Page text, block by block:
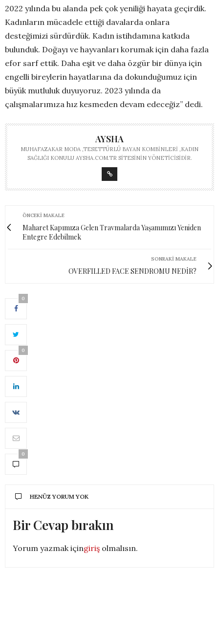
2022 yılında bu alanda pek çok yeniliği hayata geçirdik.
Kadınların mücadele ettiği davalarda onlara
desteğimizi sürdürdük. Kadın istihdamına katkıda
bulunduk. Doğayı ve hayvanları korumak için daha fazla
efor sarf ettik. Daha eşit ve daha özgür bir dünya için
engelli bireylerin hayatlarına da dokunduğumuz için
büyük mutluluk duyuyoruz. 2023 yılında da
çalışmalarımıza hız kesmeden devam edeceğiz” dedi.
AYSHA
MUHAFAZAKAR MODA ,TESETTÜRLÜ BAYAN KOMBINLERI ,KADIN
SAĞLIĞI KONULU AYSHA.COM.TR SITESININ YÖNETICISIDIR.
ÖNCEKI MAKALE
Maharet Kapımıza Gelen Travmalarda Yaşamımızı Yeniden
Entegre Edebilmek
SONRAKI MAKALE
OVERFILLED FACE SENDROMU NEDİR?
0
0
0
HENÜZ YORUM YOK
Bir Cevap bırakın
Yorum yazmak içingiriş olmalısın.